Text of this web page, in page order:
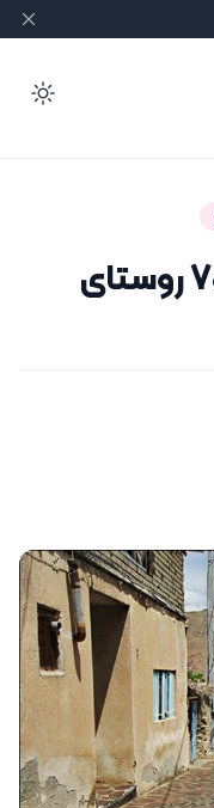
اجرای طرح هادی در ۷۰۰ روستای